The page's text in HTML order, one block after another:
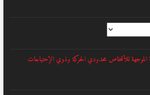
الموجهة للأشخاص محدودي الحركة وذوي الإحتياجات